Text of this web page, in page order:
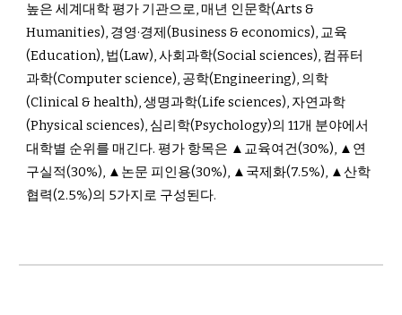
높은 세계대학 평가 기관으로, 매년 인문학(Arts &
Humanities), 경영·경제(Business & economics), 교육
(Education), 법(Law), 사회과학(Social sciences), 컴퓨터
과학(Computer science), 공학(Engineering), 의학
(Clinical & health), 생명과학(Life sciences), 자연과학
(Physical sciences), 심리학(Psychology)의 11개 분야에서
대학별 순위를 매긴다. 평가 항목은 ▲교육여건(30%), ▲연
구실적(30%), ▲논문 피인용(30%), ▲국제화(7.5%), ▲산학
협력(2.5%)의 5가지로 구성된다.